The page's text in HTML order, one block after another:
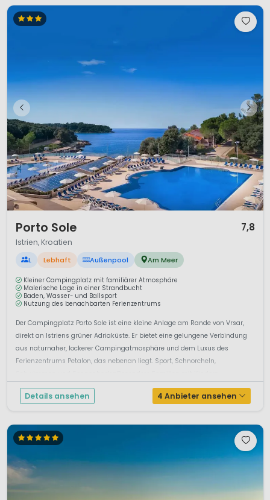
Porto Sole 7,8
Istrien, Kroatien
L Lebhaft Außenpool Am Meer
Kleiner Campingplatz mit familiärer Atmosphäre
Malerische Lage in einer Strandbucht
Baden, Wasser- und Ballsport
Nutzung des benachbarten Ferienzentrums
Der Campingplatz Porto Sole ist eine kleine Anlage am Rande von Vrsar,
direkt an Istriens grüner Adriaküste. Er bietet eine gelungene Verbindung
aus naturnaher, lockerer Campingatmosphäre und dem Luxus des
Ferienzentrums Petalon, das nebenan liegt. Sport, Schnorcheln,
genie&szli...
Details ansehen 4 Anbieter ansehen